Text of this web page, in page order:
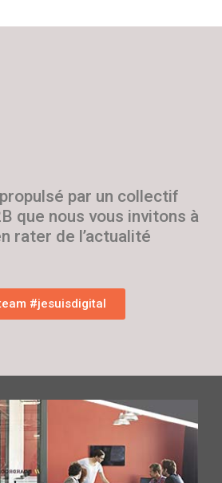
par un collectif
que nous vous invitons à
rater de l’actualité
#jesuisdigital